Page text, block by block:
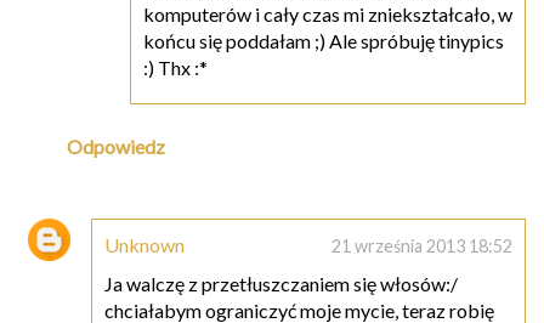
komputerów i cały czas mi zniekształcało, w
końcu się poddałam ;) Ale spróbuję tinypics
:) Thx :*
Odpowiedz
Unknown 21 września 2013 18:52
Ja walczę z przetłuszczaniem się włosów:/
chciałabym ograniczyć moje mycie, teraz robię